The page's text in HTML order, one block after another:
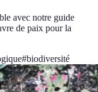
avec notre guide
de paix pour la
#biodiversité